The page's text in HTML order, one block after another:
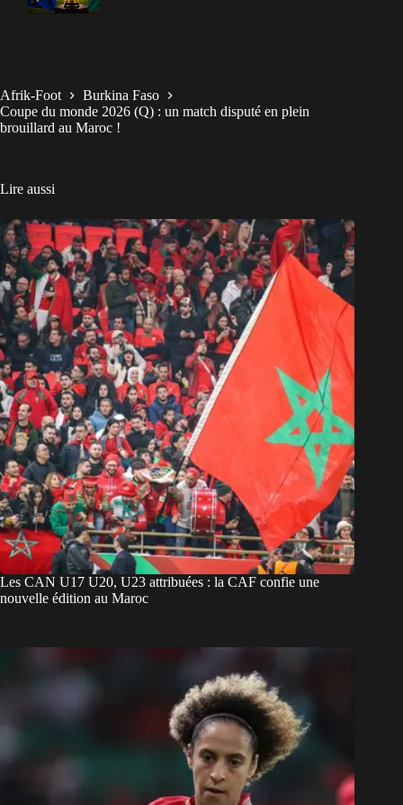
Afrik-Foot
Burkina Faso
Coupe du monde 2026 (Q) : un match disputé en plein
brouillard au Maroc !
Lire aussi
Les CAN U17 U20, U23 attribuées : la CAF confie une
nouvelle édition au Maroc